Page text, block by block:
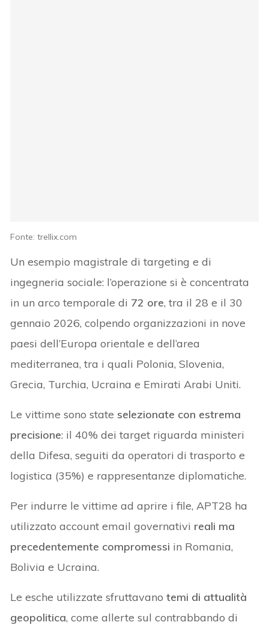
Fonte: trellix.com
Un esempio magistrale di targeting e di
ingegneria sociale: l’operazione si è concentrata
in un arco temporale di 72 ore, tra il 28 e il 30
gennaio 2026, colpendo organizzazioni in nove
paesi dell’Europa orientale e dell’area
mediterranea, tra i quali Polonia, Slovenia,
Grecia, Turchia, Ucraina e Emirati Arabi Uniti.
Le vittime sono state selezionate con estrema
precisione: il 40% dei target riguarda ministeri
della Difesa, seguiti da operatori di trasporto e
logistica (35%) e rappresentanze diplomatiche.
Per indurre le vittime ad aprire i file, APT28 ha
utilizzato account email governativi reali ma
precedentemente compromessi in Romania,
Bolivia e Ucraina.
Le esche utilizzate sfruttavanotemi di attualità
geopolitica, come allerte sul contrabbando di